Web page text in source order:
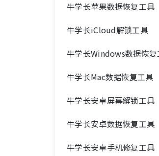
牛学长苹果数据恢复工具
牛学长iCloud解锁工具
牛学长Windows数据恢
牛学长Mac数据恢复工具
牛学长安卓屏幕解锁工具
牛学长安卓数据恢复工具
牛学长安卓手机修复工具